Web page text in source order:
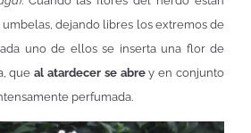
umbelas, dejando libres los extremos de
uno de ellos se inserta una flor de
queal atardecer se abrey en conjunto
perfumada.